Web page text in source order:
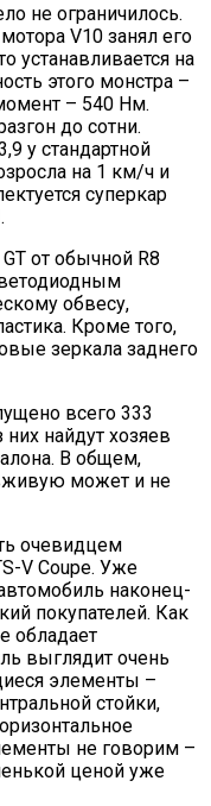
не ограничилось.
V10 занял его
устанавливается на
этого монстра –
– 540 Нм.
до сотни.
у стандартной
на 1 км/ч и
суперкар
от обычной R8
обвесу,
Кроме того,
зеркала заднего
всего 333
найдут хозяев
В общем,
может и не
очевидцем
V Coupe. Уже
наконец-
покупателей. Как
обладает
выглядит очень
элементы –
стойки,
не говорим –
ценой уже